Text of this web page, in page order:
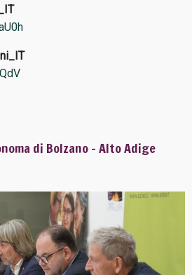
di Bolzano - Alto Adige